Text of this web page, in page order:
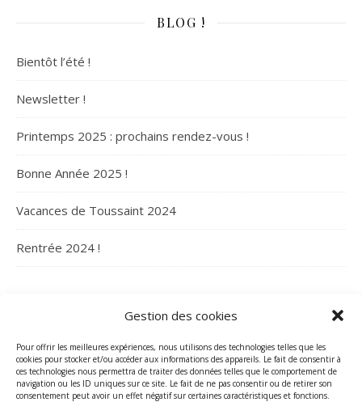
Gestion des cookies
Pour offrir les meilleures expériences, nous utilisons des technologies telles que les
cookies pour stocker et/ou accéder aux informations des appareils. Le fait de consentir à
ces technologies nous permettra de traiter des données telles que le comportement de
navigation ou les ID uniques sur ce site. Le fait de ne pas consentir ou de retirer son
consentement peut avoir un effet négatif sur certaines caractéristiques et fonctions.
BLOG !
Bientôt l’été !
Newsletter !
Printemps 2025 : prochains rendez-vous !
Bonne Année 2025 !
Vacances de Toussaint 2024
Rentrée 2024 !
ARCHIVES
Archives